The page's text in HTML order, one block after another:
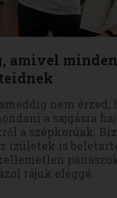
amivel
nem érzed,
a sajgásra
a szépkorúak.
ízületek is
rájuk eléggé.